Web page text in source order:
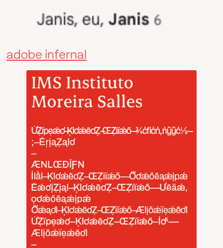
adobe infernal